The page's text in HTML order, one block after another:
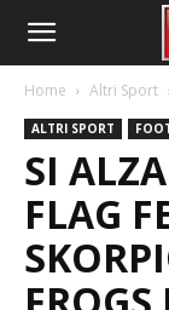
Home Altri Sport
ALTRI SPORT
SI
FLAG